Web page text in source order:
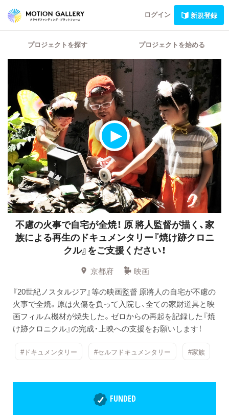
ログイン 新規登録
プロジェクトを探す プロジェクトを始める
不慮の火事で自宅が全焼！ 原 將人監督が描く、家
族による再生のドキュメンタリー『焼け跡クロニ
クル』をご支援ください！
京都府
映画
『20世紀ノスタルジア』等の映画監督 原將人の自宅が不慮の
火事で全焼。原は火傷を負って入院し、全ての家財道具と映
画フィルム機材が焼失した。ゼロからの再起を記録した『焼
け跡クロニクル』の完成・上映への支援をお願いします！
#ドキュメンタリー #セルフドキュメンタリー #家族
FUNDED